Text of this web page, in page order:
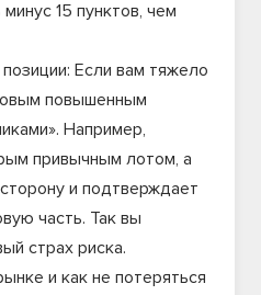
15 пунктов, чем
Если вам тяжело
повышенным
Например,
привычным лотом, а
и подтверждает
часть. Так вы
страх риска.
и как не потеряться